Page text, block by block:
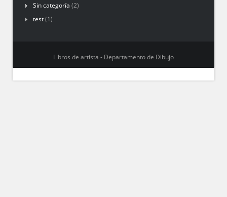
Sin categoría (2)
test(1)
Libros de artista - Departamento de Dibujo